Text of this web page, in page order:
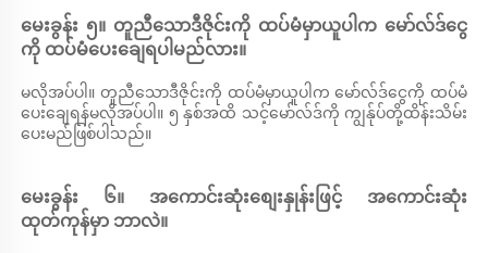
မေးခွန်း ၅။ တူညီသောဒီဇိုင်းကို ထပ်မံမှာယူပါက မော်လ်ဒ်ငွေ
ကို ထပ်မံပေးချေရပါမည်လား။
မလိုအပ်ပါ။ တူညီသောဒီဇိုင်းကို ထပ်မံမှာယူပါက မော်လ်ဒ်ငွေကို ထပ်မံ
ပေးချေရန်မလိုအပ်ပါ။ ၅ နှစ်အထိ သင့်မော်လ်ဒ်ကို ကျွန်ုပ်တို့ထိန်းသိမ်း
ပေးမည်ဖြစ်ပါသည်။
မေးခွန်း ၆။ အကောင်းဆုံးစျေးနှုန်းဖြင့် အကောင်းဆုံး
ထုတ်ကုန်မှာ ဘာလဲ။